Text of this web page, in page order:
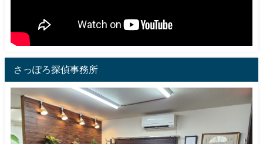
さっぽろ探偵事務所